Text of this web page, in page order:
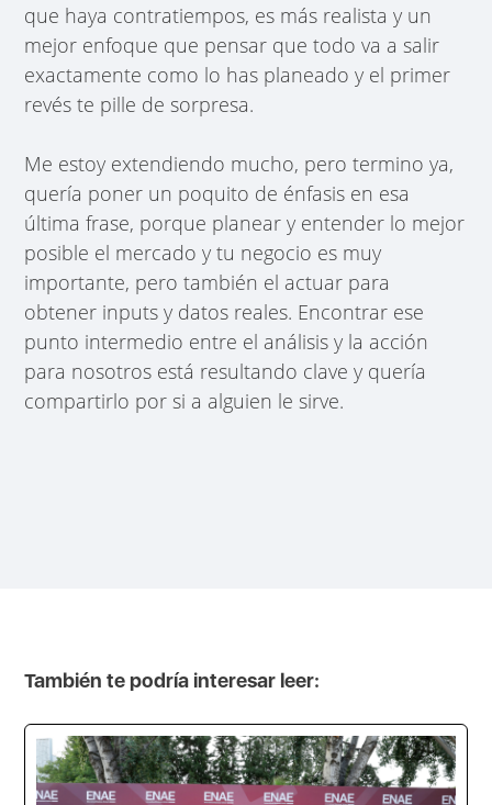
que haya contratiempos, es más realista y un
mejor enfoque que pensar que todo va a salir
exactamente como lo has planeado y el primer
revés te pille de sorpresa.
Me estoy extendiendo mucho, pero termino ya,
quería poner un poquito de énfasis en esa
última frase, porque planear y entender lo mejor
posible el mercado y tu negocio es muy
importante, pero también el actuar para
obtener inputs y datos reales. Encontrar ese
punto intermedio entre el análisis y la acción
para nosotros está resultando clave y quería
compartirlo por si a alguien le sirve.
También te podría interesar leer: